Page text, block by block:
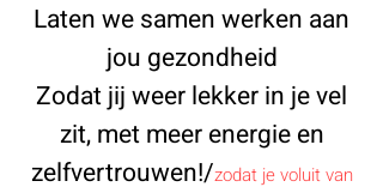
Laten we samen werken aan
jou gezondheid
Zodat jij weer lekker in je vel
zit,met meer energie en
zelfvertrouwen!/zodat je voluit van